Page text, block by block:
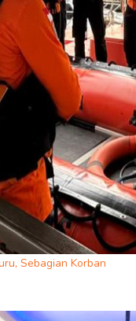
Sebagian Korban